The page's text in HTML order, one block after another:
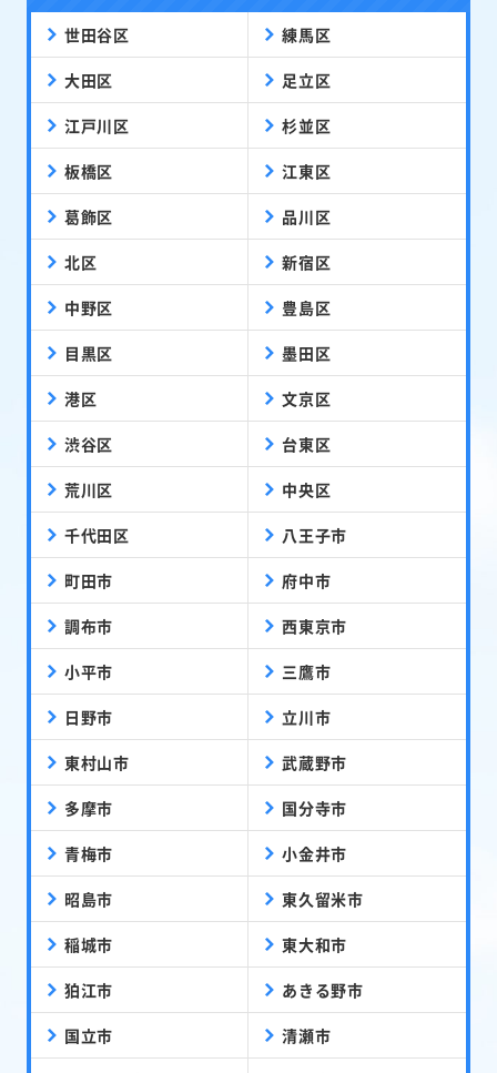
世田谷区 練馬区
大田区 足立区
江戸川区 杉並区
板橋区 江東区
葛飾区 品川区
北区 新宿区
中野区 豊島区
目黒区 墨田区
港区 文京区
渋谷区 台東区
荒川区 中央区
千代田区 八王子市
町田市 府中市
調布市 西東京市
小平市 三鷹市
日野市 立川市
東村山市 武蔵野市
多摩市 国分寺市
青梅市 小金井市
昭島市 東久留米市
稲城市 東大和市
狛江市 あきる野市
国立市 清瀬市